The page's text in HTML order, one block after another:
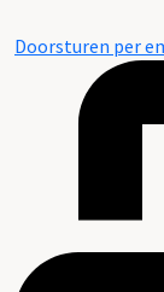
Doorsturen per